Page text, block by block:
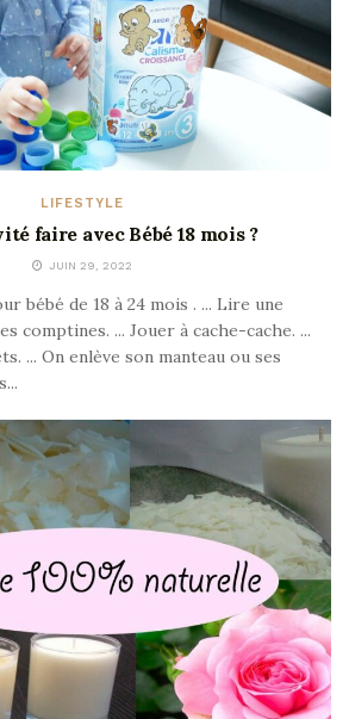
LIFESTYLE
faire avec Bébé 18 mois ?
JUIN 29, 2022
bébé de 18 à 24 mois . ... Lire une
comptines. ... Jouer à cache-cache. ...
... On enlève son manteau ou ses